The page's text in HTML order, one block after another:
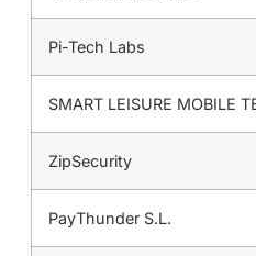
Pi-Tech Labs
SMART LEISURE MOBILE
ZipSecurity
PayThunder S.L.